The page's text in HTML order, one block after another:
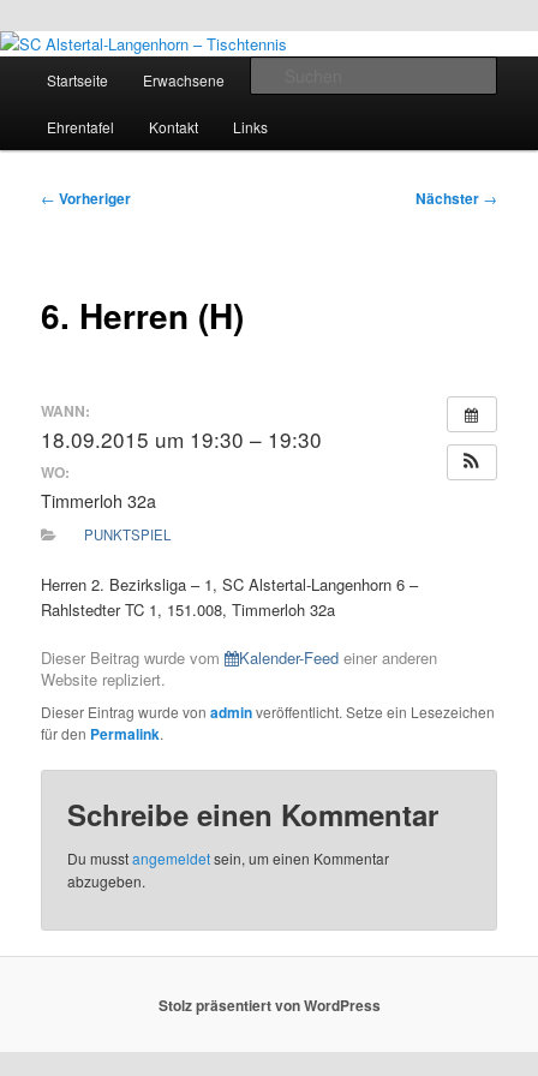
Zum
springen
Inhalt
springen
SC Alstertal-Langenhorn –
Tischtennis in Hamburgs Norden
Startseite Erwachsene
Ehrentafel Kontakt Links
Beitragsnavigation
← Vorheriger Nächster →
6. Herren (H)
WANN:
18.09.2015 um 19:30 – 19:30
WO:
Timmerloh 32a
PUNKTSPIEL
Herren 2. Bezirksliga – 1, SC Alstertal-Langenhorn 6 –
Rahlstedter TC 1, 151.008, Timmerloh 32a
Dieser Beitrag wurde vom Kalender-Feed einer anderen
Website repliziert.
Dieser Eintrag wurde vonadminveröffentlicht. Setze ein Lesezeichen
für den Permalink.
Schreibe einen Kommentar
Du musstangemeldetsein, um einen Kommentar
abzugeben.
Stolz präsentiert von WordPress